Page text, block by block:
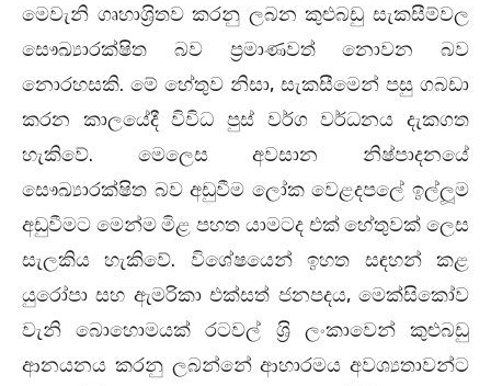
මෙවැනි ගෘහාශ‍්‍රිතව කරනු ලබන කුළුබඩු සැකසීම්වල
සෞඛ්‍යාරක්ෂිත බව ප‍්‍රමාණවත් නොවන බව
නොරහසකි. මේ හේතුව නිසා, සැකසීමෙන් පසු ගබඩා
කරන කාලයේදී විවිධ පුස් වර්ග වර්ධනය දැකගත
හැකිවේ. මෙලෙස අවසාන නිෂ්පාදනයේ
සෞඛ්‍යාරක්ෂිත බව අඩුවීම ලෝක වෙළදපලේ ඉල්ලූම
අඩුවීමට මෙන්ම මිළ පහත යාමටද එක් හේතුවක් ලෙස
සැලකිය හැකිවේ. විශේෂයෙන් ඉහත සඳහන් කළ
යුරෝපා සහ ඇමරිකා එක්සත් ජනපදය, මෙක්සිකෝව
වැනි බොහොමයක් රටවල් ශ‍්‍රි ලංකාවෙන් කුළුබඩු
ආනයනය කරනු ලබන්නේ ආහාරමය අවශ්‍යතාවන්ට